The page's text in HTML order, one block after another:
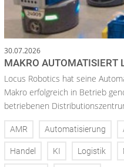
30.07.2026
MAKRO AUTOMATISIERT
Locus Robotics hat seine
Makro erfolgreich in Betrieb
betriebenen
AMR Automatisierung
Handel KI Logistik